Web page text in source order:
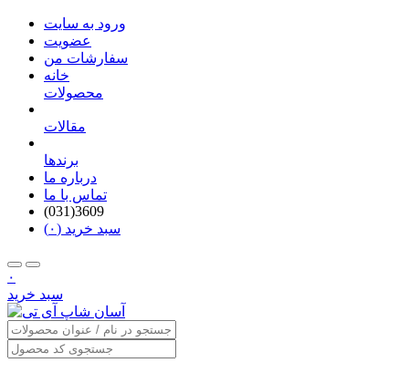
ورود به سایت
عضویت
سفارشات من
خانه
محصولات
مقالات
برندها
درباره ما
تماس با ما
(031)3609
سبد خرید (۰)
۰
سبد خرید